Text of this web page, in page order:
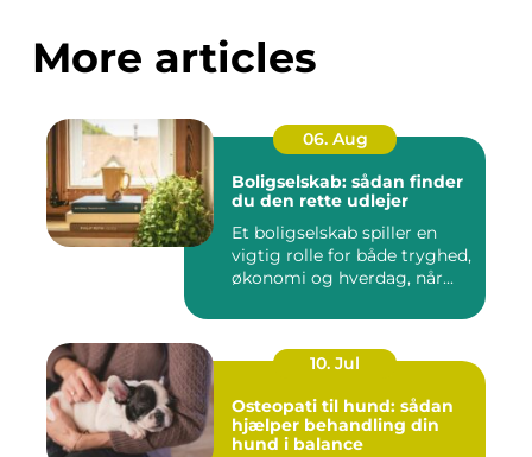
More articles
06. Aug
Boligselskab: sådan finder
du den rette udlejer
Et boligselskab spiller en
vigtig rolle for både tryghed,
økonomi og hverdag, når...
10. Jul
Osteopati til hund: sådan
hjælper behandling din
hund i balance